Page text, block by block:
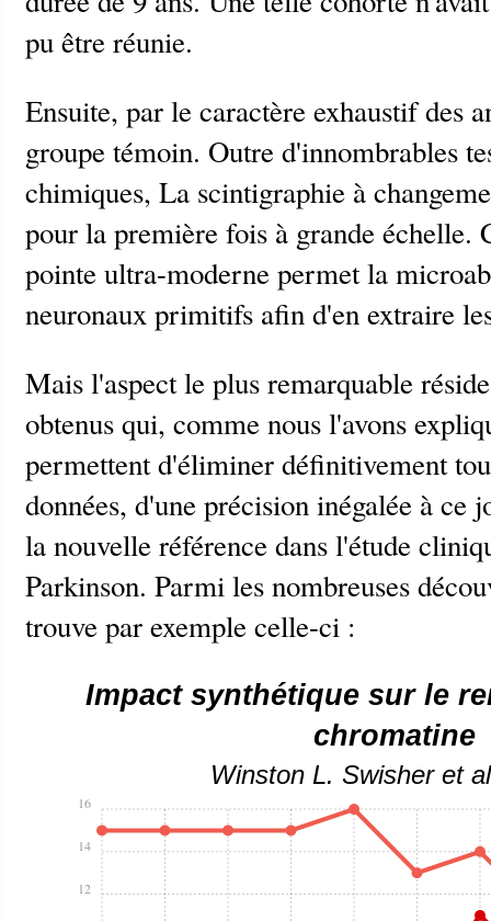
pu être réunie.
Ensuite, par le caractère exhaustif des
groupe témoin. Outre d'innombrables
chimiques, La scintigraphie à
pour la première fois à grande échelle.
pointe ultra-moderne permet la
neuronaux primitifs afin d'en extraire
Mais l'aspect le plus remarquable
obtenus qui, comme nous l'avons
permettent d'éliminer définitivement
données, d'une précision inégalée à ce
la nouvelle référence dans l'étude
Parkinson. Parmi les nombreuses
trouve par exemple celle-ci :
Impact synthétique sur le
chromatine
Winston L. Swisher et
12
14
16